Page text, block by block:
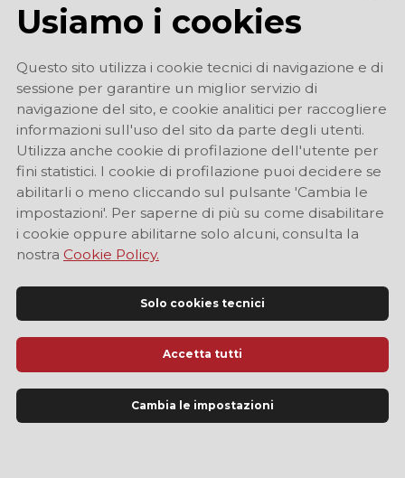
Sito Ufficiale di Informazione Turistica di Modena
Usiamo i cookies
Questo sito utilizza i cookie tecnici di navigazione e di
sessione per garantire un miglior servizio di
navigazione del sito, e cookie analitici per raccogliere
informazioni sull'uso del sito da parte degli utenti.
Utilizza anche cookie di profilazione dell'utente per
fini statistici. I cookie di profilazione puoi decidere se
abilitarli o meno cliccando sul pulsante 'Cambia le
impostazioni'. Per saperne di più su come disabilitare
i cookie oppure abilitarne solo alcuni, consulta la
nostra Cookie Policy.
Solo cookies tecnici
Accetta tutti
Cambia le impostazioni